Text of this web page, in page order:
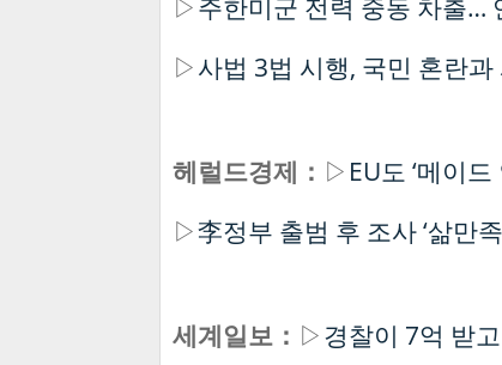
▷주한미군 전력 중동 차출…
▷사법 3법 시행, 국민 혼란
헤럴드경제： ▷ EU도 ‘메이
▷李정부 출범 후 조사 ‘삶만
세계일보： ▷경찰이 7억 받